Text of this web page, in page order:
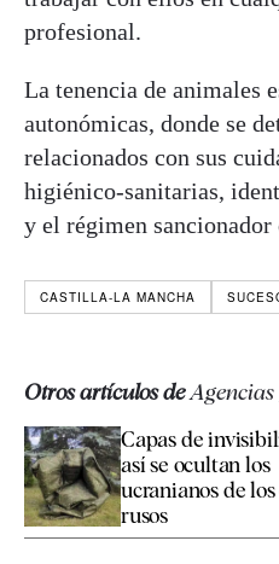
profesional.
La tenencia de animales
autonómicas, donde se
relacionados con sus
higiénico-sanitarias,
y el régimen sancionador
CASTILLA-LA MANCHA
Otros artículos deAgencias
Capas de
así se ocultan los
ucranianos de
rusos